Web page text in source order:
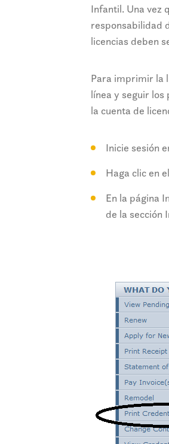
Infantil. Una vez
responsabilidad
licencias deben
Para imprimir la
línea y seguir
la cuenta de
Inicie sesión
Haga clic en
En la página
de la sección